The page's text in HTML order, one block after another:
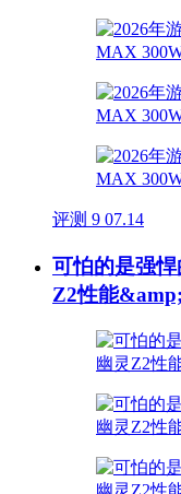
评测 9 07.14
可怕的是强
Z2性能